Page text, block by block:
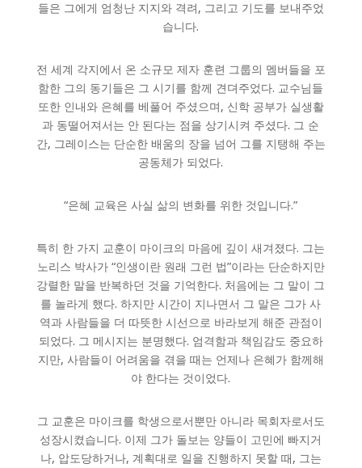
들은 그에게 엄청난 지지와 격려, 그리고 기도를 보내주었
습니다.
전 세계 각지에서 온 소규모 제자 훈련 그룹의 멤버들을 포
함한 그의 동기들은 그 시기를 함께 견뎌주었다. 교수님들
또한 인내와 은혜를 베풀어 주셨으며, 신학 공부가 실생활
과 동떨어져서는 안 된다는 점을 상기시켜 주셨다. 그 순
간, 그레이스는 단순한 배움의 장을 넘어 그를 지탱해 주는
공동체가 되었다.
“은혜 교육은 사실 삶의 변화를 위한 것입니다.”
특히 한 가지 교훈이 마이크의 마음에 깊이 새겨졌다. 그는
노리스 박사가 “인생이란 원래 그런 법”이라는 단순하지만
강렬한 말을 반복하던 것을 기억한다. 처음에는 그 말이 그
를 놀라게 했다. 하지만 시간이 지나면서 그 말은 그가 사
역과 사람들을 더 따뜻한 시선으로 바라보게 해준 관점이
되었다. 그 메시지는 분명했다. 엄격함과 책임감도 중요하
지만, 사람들이 어려움을 겪을 때는 언제나 은혜가 함께해
야 한다는 것이었다.
그 교훈은 마이크를 학생으로서뿐만 아니라 목회자로서도
성장시켰습니다. 이제 그가 돌보는 양들이 고민에 빠지거
나, 압도당하거나, 계획대로 일을 진행하지 못할 때, 그는